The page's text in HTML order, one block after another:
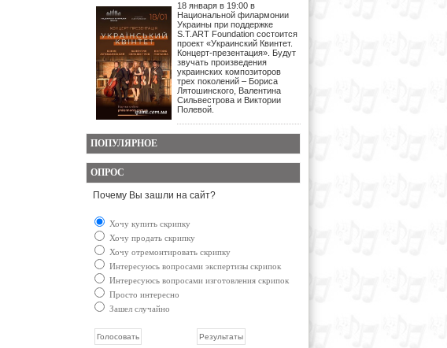
18 января в 19:00 в
Национальной филармонии
Украины при поддержке
S.T.ART Foundation состоится
проект «Украинский Квинтет.
Концерт-презентация». Будут
звучать произведения
украинских композиторов
трех поколений – Бориса
Лятошинского, Валентина
Сильвестрова и Виктории
Полевой.
ПОПУЛЯРНОЕ
ОПРОС
Почему Вы зашли на сайт?
Хочу купить скрипку
Хочу продать скрипку
Хочу отремонтировать скрипку
Интересуюсь вопросами экспертизы скрипок
Интересуюсь вопросами изготовления скрипок
Просто интересно
Зашел случайно